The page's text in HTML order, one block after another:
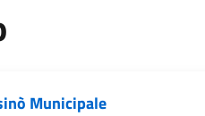
Municipale